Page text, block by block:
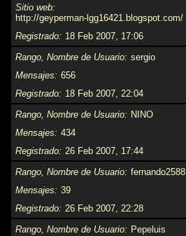
Sitio web
http://geyperman-lgg16421.blogspot.com/
Registrado
18 Feb 2007, 17:06
Rango, Nombre de Usuario sergio
Mensajes
656
Registrado
18 Feb 2007, 22:04
Rango, Nombre de Usuario
NINO
Mensajes
434
Registrado 26 Feb 2007, 17:44
Rango, Nombre de Usuario fernando2588
Mensajes
39
Registrado 26 Feb 2007, 22:28
Rango, Nombre de Usuario
Pepeluis